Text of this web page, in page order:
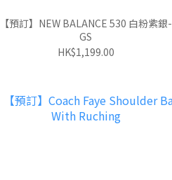
【預訂】NEW BALANCE 530 白粉紫銀-
GS
HK$1,199.00